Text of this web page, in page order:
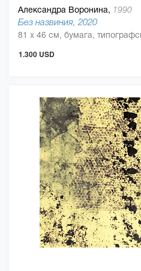
Александра Воронина, 1990
Без назвиния, 2020
81 x 46 см, бумага,
1.300 USD